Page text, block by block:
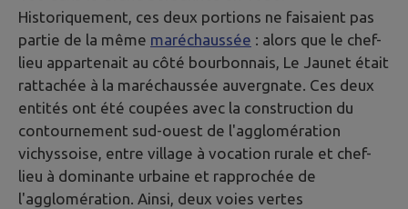
Historiquement, ces deux portions ne faisaient pas
partie de la même maréchaussée : alors que le chef-
lieu appartenait au côté bourbonnais, Le Jaunet était
rattachée à la maréchaussée auvergnate. Ces deux
entités ont été coupées avec la construction du
contournement sud-ouest de l'agglomération
vichyssoise, entre village à vocation rurale et chef-
lieu à dominante urbaine et rapprochée de
l'agglomération. Ainsi, deux voies vertes